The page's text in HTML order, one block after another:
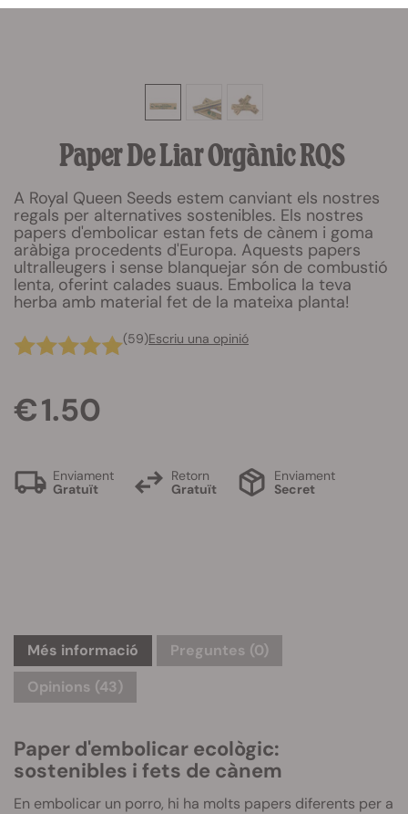
Paper De Liar Orgànic RQS
A Royal Queen Seeds estem canviant els nostres
regals per alternatives sostenibles. Els nostres
papers d'embolicar estan fets de cànem i goma
aràbiga procedents d'Europa. Aquests papers
ultralleugers i sense blanquejar són de combustió
lenta, oferint calades suaus. Embolica la teva
herba amb material fet de la mateixa planta!
(59)Escriu una opinió
€ 1.50
Enviament
Gratuït
Retorn
Gratuït
Enviament
Secret
Més informació Preguntes (0)
Opinions (43)
Paper d'embolicar ecològic:
sostenibles i fets de cànem
En embolicar un porro, hi ha molts papers diferents per a